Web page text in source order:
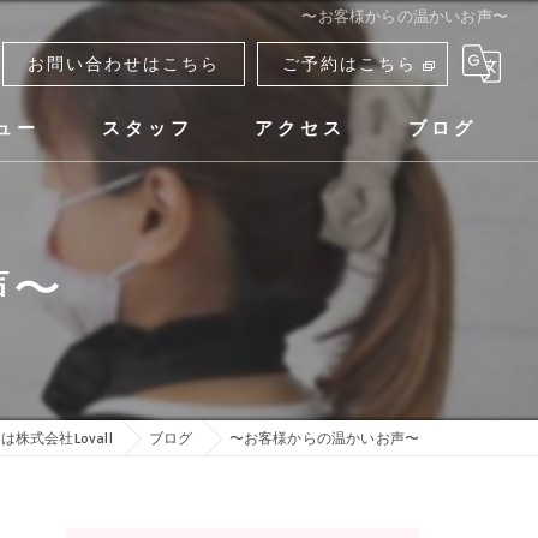
〜お客様からの温かいお声〜
お問い合わせはこちら ご予約はこちら
ー スタッフ アクセス ブログ
株式会社Lovall ブログ 〜お客様からの温かいお声〜